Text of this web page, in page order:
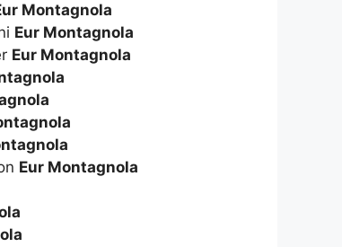
Montagnola
Eur Montagnola
Eur Montagnola
Eur Montagnola